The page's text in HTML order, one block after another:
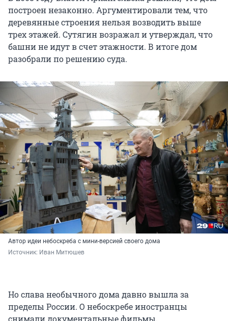
построен незаконно. Аргументировали тем, что
деревянные строения нельзя возводить выше
трех этажей. Сутягин возражал и утверждал, что
башни не идут в счет этажности. В итоге дом
разобрали по решению суда.
Автор идеи небоскреба с мини-версией своего дома
Источник: Иван Митюшев
Но слава необычного дома давно вышла за
пределы России. О небоскребе иностранцы
снимали документальные фильмы.